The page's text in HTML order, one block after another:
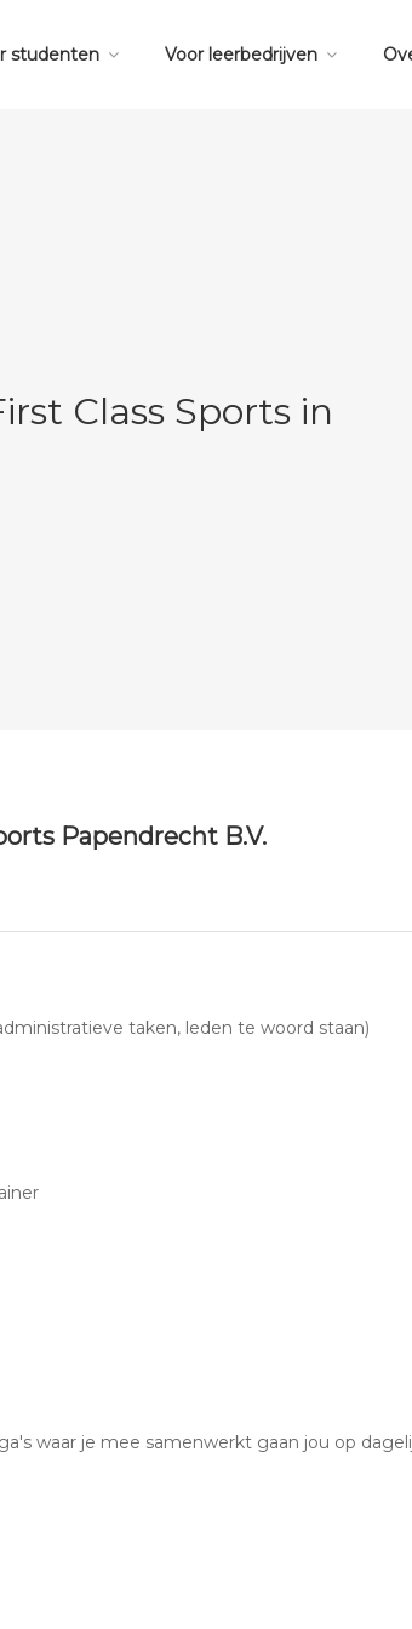
studenten Voor leerbedrijven
Class Sports in
Papendrecht B.V.
taken, leden te woord staan)
waar je mee samenwerkt gaan jou op